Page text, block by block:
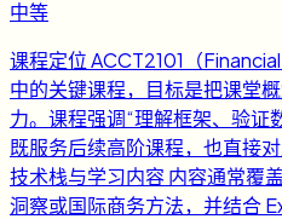
中等
课程定位 ACCT2101（
中的关键课程，目标是把课堂
力。课程强调“理解框架、验证
既服务后续高阶课程，也直接
技术栈与学习内容 内容通常覆
洞察或国际商务方法，并结合